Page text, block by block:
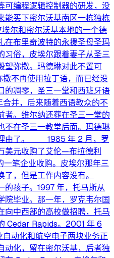
可编程逻辑控制器的研发，没
能买下密尔沃基南区一栋独栋
和密尔沃基本地的一个德
在布里奇波特的永援圣母圣玛
习俗，皮埃尔跟着妻子从圣三
望弥撒。玛德琳对此不置可
不再使用拉丁语，而已经没
的凋零，圣三一堂和西班牙语
并，后来随着西语教众的不
者。维尔纳还葬在圣三一堂的
不在圣三一教堂后面。玛德琳
理由了。 1985 年 2 月，罗
美元收购了艾伦—布拉德利
笔企业收购。皮埃尔那年三
，但是工作内容没有。
孩子。1997 年，托马斯从
院毕业。那一年，罗克韦尔国
向中西部的高校做招聘，托马
Cedar Rapids。2001 年 6
动化和航空电子两块业务正
动化，留在密尔沃基，后者独